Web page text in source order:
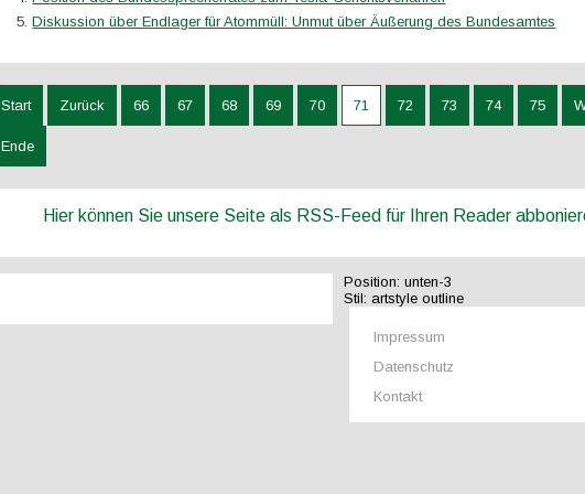
Diskussion über Endlager für Atommüll: Unmut über Äußerung des Bundesamtes
Start Zurück 66 67 68 69 70 71 72 73 74 75
Ende
Hier können Sie unsere Seite als RSS-Feed für Ihren Reader
Position: unten-3
Stil: artstyle outline
Impressum
Datenschutz
Kontakt